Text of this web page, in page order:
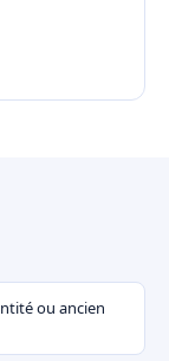
ou ancien